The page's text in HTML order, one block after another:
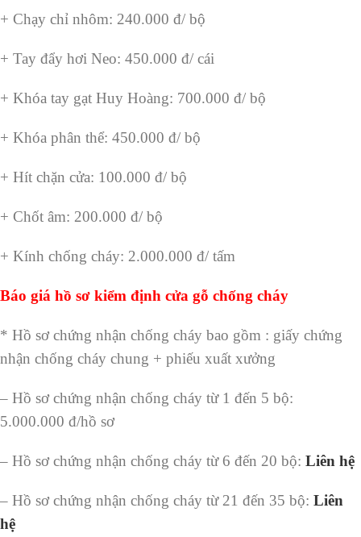
+ Chạy chỉ nhôm: 240.000 đ/ bộ
+ Tay đẩy hơi Neo: 450.000 đ/ cái
+ Khóa tay gạt Huy Hoàng: 700.000 đ/ bộ
+ Khóa phân thể: 450.000 đ/ bộ
+ Hít chặn cửa: 100.000 đ/ bộ
+ Chốt âm: 200.000 đ/ bộ
+ Kính chống cháy: 2.000.000 đ/ tấm
Báo giá hồ sơ kiểm định cửa gỗ chống cháy
* Hồ sơ chứng nhận chống cháy bao gồm : giấy chứng
nhận chống cháy chung + phiếu xuất xưởng
– Hồ sơ chứng nhận chống cháy từ 1 đến 5 bộ:
5.000.000 đ/hồ sơ
– Hồ sơ chứng nhận chống cháy từ 6 đến 20 bộ: Liên hệ
– Hồ sơ chứng nhận chống cháy từ 21 đến 35 bộ: Liên
hệ